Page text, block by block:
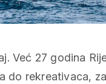
Već 27 godina
do rekreativaca,